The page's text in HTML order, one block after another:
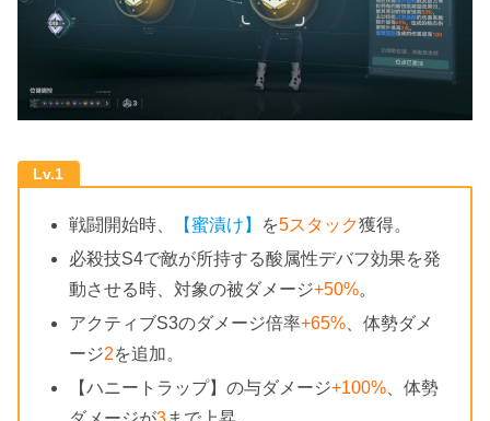
Lv.1
戦闘開始時、 【蜜漬け】 を5スタック獲得。
必殺技S4で敵が所持する酸属性デバフ効果を発
動させる時、対象の被ダメージ+50%。
アクティブS3のダメージ倍率+65% 、体勢ダメ
ージ2を追加。
【ハニートラップ】の与ダメージ+100% 、体勢